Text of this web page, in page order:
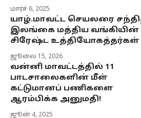
மார்ச் 6, 2025
யாழ்.மாவட்ட செயலரை
இலங்கை மத்திய வங்கியின்
சிரேஷ்ட உத்தியோகத்தர்கள்
ஜூலை 15, 2026
வன்னி மாவட்டத்தில் 11
பாடசாலைகளின் மீள்
கட்டுமானப் பணிகளை
ஆரம்பிக்க அனுமதி!
ஜூன் 4, 2025